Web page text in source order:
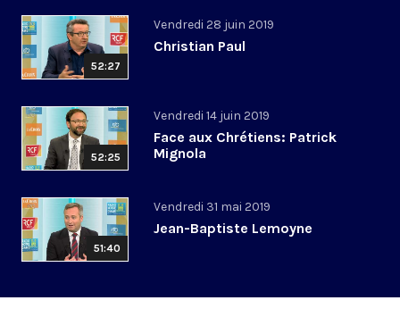
52:27
Vendredi 28 juin 2019
Christian Paul
52:25
Vendredi 14 juin 2019
Face aux Chrétiens: Patrick
Mignola
51:40
Vendredi 31 mai 2019
Jean-Baptiste Lemoyne